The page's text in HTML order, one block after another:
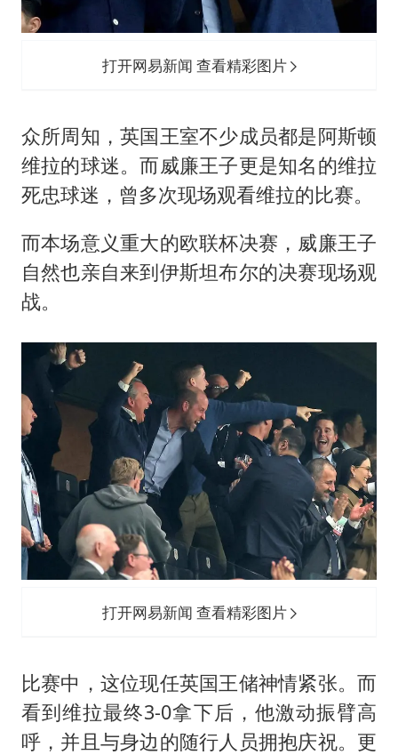
打开网易新闻 查看精彩图片
众所周知，英国王室不少成员都是阿斯顿
维拉的球迷。而威廉王子更是知名的维拉
死忠球迷，曾多次现场观看维拉的比赛。
而本场意义重大的欧联杯决赛，威廉王子
自然也亲自来到伊斯坦布尔的决赛现场观
战。
打开网易新闻 查看精彩图片
比赛中，这位现任英国王储神情紧张。而
看到维拉最终3-0拿下后，他激动振臂高
呼，并且与身边的随行人员拥抱庆祝。更